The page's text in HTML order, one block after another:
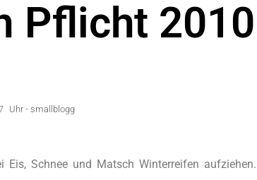
Pflicht 2010
Uhr - smallblogg
Schnee und Matsch Winterreifen aufziehen.